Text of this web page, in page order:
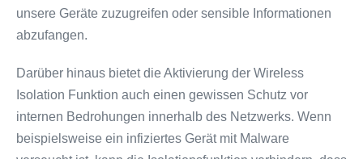
unsere Geräte zuzugreifen oder sensible Informationen
abzufangen.
Darüber hinaus bietet die Aktivierung der Wireless
Isolation Funktion auch einen gewissen Schutz vor
internen Bedrohungen innerhalb des Netzwerks. Wenn
beispielsweise ein infiziertes Gerät mit Malware